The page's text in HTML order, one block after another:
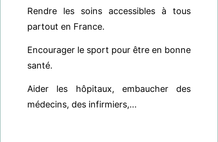
Rendre les soins accessibles à tous
partout en France.
Encourager le sport pour être en bonne
santé.
Aider les hôpitaux, embaucher des
médecins, des infirmiers,...